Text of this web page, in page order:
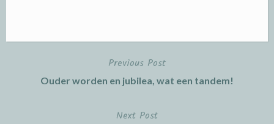
Previous Post
Ouder worden en jubilea, wat een tandem!
Next Post